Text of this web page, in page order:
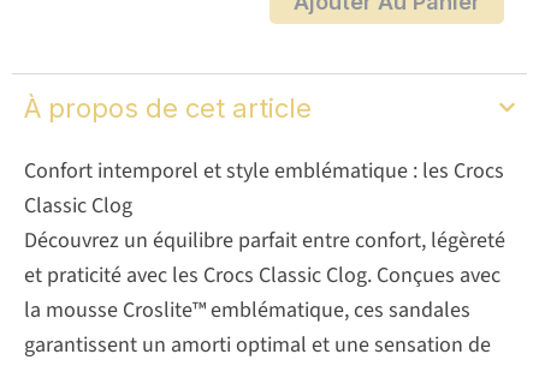
À propos de cet article
Confort intemporel et style emblématique : les Crocs
Classic Clog
Découvrez un équilibre parfait entre confort, légèreté
et praticité avec les Crocs Classic Clog. Conçues avec
la mousse Croslite™ emblématique, ces sandales
garantissent un amorti optimal et une sensation de